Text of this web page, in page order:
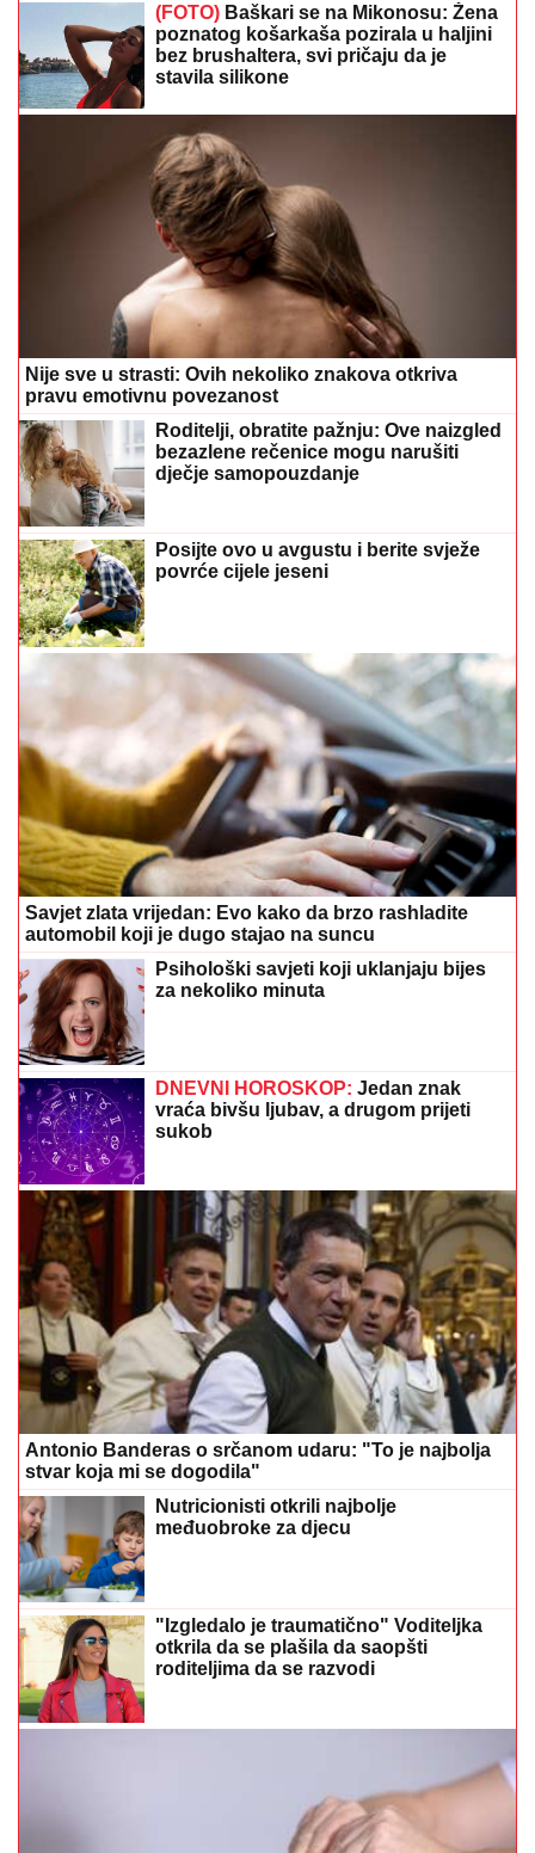
(FOTO) Baškari se na Mikonosu: Žena
poznatog košarkaša pozirala u haljini
bez brushaltera, svi pričaju da je
stavila silikone
Nije sve u strasti: Ovih nekoliko znakova otkriva
pravu emotivnu povezanost
Roditelji, obratite pažnju: Ove naizgled
bezazlene rečenice mogu narušiti
dječje samopouzdanje
Posijte ovo u avgustu i berite svježe
povrće cijele jeseni
Savjet zlata vrijedan: Evo kako da brzo rashladite
automobil koji je dugo stajao na suncu
Psihološki savjeti koji uklanjaju bijes
za nekoliko minuta
DNEVNI HOROSKOP: Jedan znak
vraća bivšu ljubav, a drugom prijeti
sukob
Antonio Banderas o srčanom udaru: "To je najbolja
stvar koja mi se dogodila"
Nutricionisti otkrili najbolje
međuobroke za djecu
"Izgledalo je traumatično" Voditeljka
otkrila da se plašila da saopšti
roditeljima da se razvodi